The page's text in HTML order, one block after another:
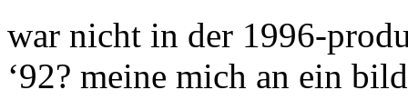
war nicht in der 1996-
‘92? meine mich an ein